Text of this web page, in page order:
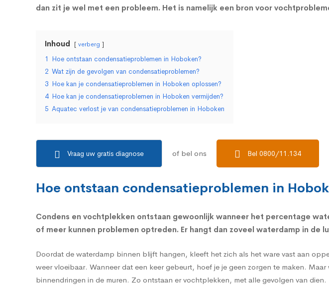
dan zit je wel met een probleem. Het is namelijk een bron voor
Inhoud verberg
1 Hoe ontstaan condensatieproblemen in Hoboken?
2 Wat zijn de gevolgen van condensatieproblemen?
3 Hoe kan je condensatieproblemen in Hoboken oplossen?
4 Hoe kan je condensatieproblemen in Hoboken vermijden?
5 Aquatec verlost je van condensatieproblemen in Hoboken
Vraag uw gratis diagnose of bel ons Bel 0800/11.134
Hoe ontstaan condensatieproblemen in
Condens en vochtplekken ontstaan gewoonlijk wanneer het percentage
of meer kunnen problemen optreden. Er hangt dan zoveel waterdamp in
Doordat de waterdamp binnen blijft hangen, kleeft het zich als het ware vast aan
weer vloeibaar. Wanneer dat een keer gebeurt, hoef je je geen zorgen te maken.
binnendringen in de muren. Zo ontstaan er vochtplekken, met alle gevolgen van dien.